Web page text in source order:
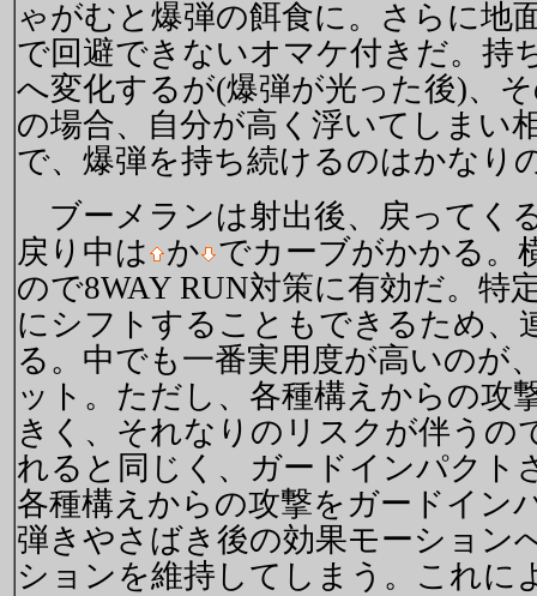
ゃがむと爆弾の餌食に。さらに地
で回避できないオマケ付きだ。持
へ変化するが(爆弾が光った後)、
の場合、自分が高く浮いてしまい
で、爆弾を持ち続けるのはかなり
ブーメランは射出後、戻ってく
戻り中は
か でカーブがかかる。
ので8WAY RUN対策に有効だ。特
にシフトすることもできるため、
る。中でも一番実用度が高いのが
ット。ただし、各種構えからの攻
きく、それなりのリスクが伴うの
れると同じく、ガードインパクト
各種構えからの攻撃をガードイン
弾きやさばき後の効果モーション
ションを維持してしまう。これに